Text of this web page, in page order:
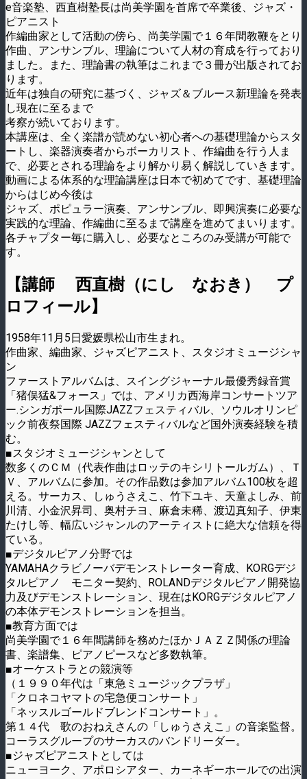
e音楽塾、西直樹塾長は尚美学園を首席で卒業後、ジャズ・
ピアニスト
作編曲家として活動の傍ら、尚美学園で１６年間教鞭をとり
作曲、アンサンブル、理論について人材の育成を行っており
ました。また、理論書の執筆はこれまで３冊が出版されてお
ります。
近年は独自の研究に基づく、ジャズ＆ブルース新理論を発表
し現在に至るまで
考察が続いております。
本講座は、全く楽譜が読めない初心者への基礎理論からスタ
ートし、楽器演奏者からボーカリスト、作編曲を行う人ま
で、必要とされる理論をより解かり易く解説していきます。
動画による体系的な理論講座は日本で初めてです、基礎理論
からはじめ今後は
ジャズ、ポピュラー演奏、アンサンブル、即興演奏に必要な
実践的な理論、作編曲に至るまで講座を進めてまいります。
各チャプター毎に購入し、必要なところのみ受講が可能で
す。
【講師 西直樹（にし なおき） プ
ロフィール】
1958年11月5日愛媛県松山市生まれ。
作曲家、編曲家、ジャズピアニスト、スタジオミュージシャ
ン
ファーストアルバムは、スイングジャーナル最優秀録音賞
「猪俣猛&フォース」では、アメリカ西海岸コンサートツア
ー.シンガポール国際JAZZフェスティバル、ソウルオリンピ
ック前夜祭国際 JAZZフェスティバルなど国外演奏経験を積
む。
■スタジオミュージシャンとして
数多くのＣＭ（代表作曲はロッテのキシリトールガム）、Ｔ
Ｖ、アルバムに参加。その作品数は参加アルバム100枚を超
える。サーカス、しゅうさえこ、竹下ユキ、天童よしみ、前
川清、小金沢昇司、奥村チヨ、麻倉未稀、渡辺真知子、伊東
たけし等、幅広いジャンルのアーティストに絶大な信頼を得
ている。
■デジタルピアノ分野では
YAMAHAクラビノーバデモンストレーター育成、KORGデジ
タルピアノ モニター契約、ROLANDデジタルピアノ開発協
力及びデモンストレーション、現在はKORGデジタルピアノ
の本体デモンストレーションを担当。
■教育方面では
尚美学園で１６年間講師を務めたほかＪＡＺＺ関係の理論
書、楽譜集、ピアノピースなど多数執筆。
■オーケストラとの競演等
（１９９０年代は「東急ミュージックプラザ」
「クロネコヤマトの宅急便コンサート」
「ネッスルゴールドブレンドコンサート」。
第１４代 歌のおねえさんの「しゅうさえこ」の音楽監督。
コーラスグループのサーカスのバンドリーダー。
■ジャズピアニストとしては
ニューヨーク、アポロシアター、カーネギーホールでの出演